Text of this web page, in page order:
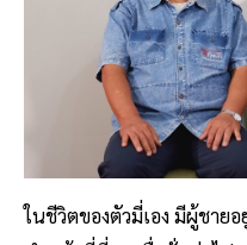
ในชีวิตของตัวมี่เอง มีผู้ชาย